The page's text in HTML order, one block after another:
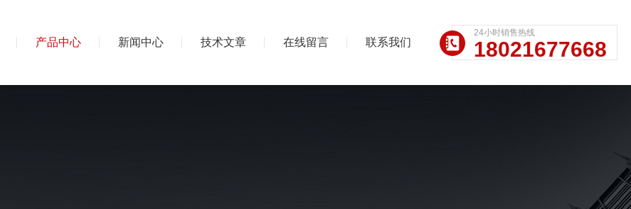
产品中心 新闻中心 技术文章 在线留言 联系我们
24小时销售热线
18021677668